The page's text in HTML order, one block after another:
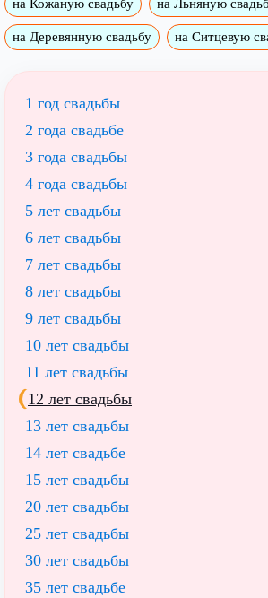
на Кожаную свадьбу на Льняную
на Деревянную свадьбу на Ситцевую
1 год свадьбы
2 года свадьбе
3 года свадьбы
4 года свадьбы
5 лет свадьбы
6 лет свадьбы
7 лет свадьбы
8 лет свадьбы
9 лет свадьбы
10 лет свадьбы
11 лет свадьбы
12 лет свадьбы
13 лет свадьбы
14 лет свадьбе
15 лет свадьбы
20 лет свадьбы
25 лет свадьбы
30 лет свадьбы
35 лет свадьбе